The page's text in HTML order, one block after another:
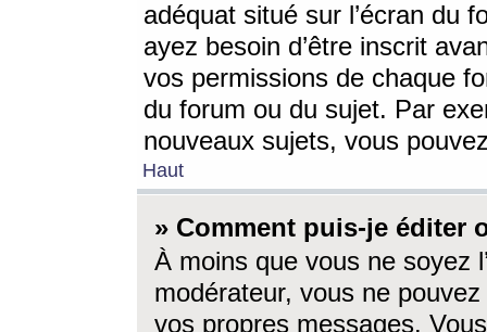
adéquat situé sur l’écran du
ayez besoin d’être inscrit
vos permissions de chaque
du forum ou du sujet. Par
nouveaux sujets, vous
Haut
» Comment puis-je éditer
À moins que vous ne soyez
modérateur, vous ne
vos propres messages.